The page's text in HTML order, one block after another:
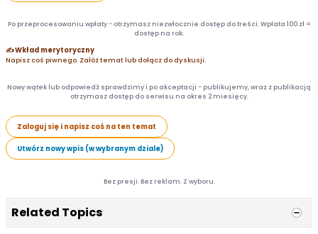
Po przeprocesowaniu wpłaty - otrzymasz niezwłocznie dostęp do treści. Wpłata 100 zł =
dostęp na rok.
✍️ Wkład merytoryczny
Napisz coś piwnego. Załóż temat lub dołącz do dyskusji.
Nowy wątek lub odpowiedź sprawdzimy i po akceptacji - publikujemy, wraz z publikacją
otrzymasz dostęp do serwisu na okres 2 miesięcy.
Zaloguj się i napisz coś na ten temat
Utwórz nowy wpis (w wybranym dziale)
Bez presji. Bez reklam. Z wyboru.
Related Topics